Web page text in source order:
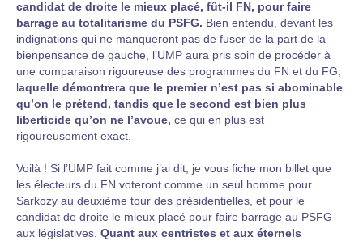
candidat de droite le mieux placé, fût-il FN, pour faire
barrage au totalitarisme du PSFG. Bien entendu, devant les
indignations qui ne manqueront pas de fuser de la part de la
bienpensance de gauche, l’UMP aura pris soin de procéder à
une comparaison rigoureuse des programmes du FN et du FG,
laquelle démontrera que le premier n’est pas si abominable
qu’on le prétend, tandis que le second est bien plus
liberticide qu’on ne l’avoue, ce qui en plus est
rigoureusement exact.
Voilà ! Si l’UMP fait comme j’ai dit, je vous fiche mon billet que
les électeurs du FN voteront comme un seul homme pour
Sarkozy au deuxième tour des présidentielles, et pour le
candidat de droite le mieux placé pour faire barrage au PSFG
aux législatives. Quant aux centristes et aux éternels